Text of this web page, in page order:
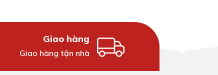
Giao hàng
Giao hàng tận nhà